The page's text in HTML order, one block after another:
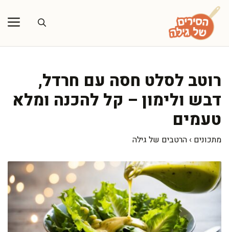
לדלג
לתוכן
רוטב לסלט חסה עם חרדל,
דבש ולימון – קל להכנה ומלא
טעמים
מתכונים › הרטבים של גילה